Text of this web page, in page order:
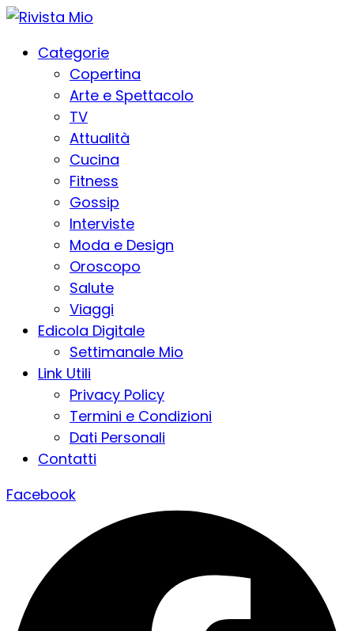
Categorie
Copertina
Arte e Spettacolo
TV
Attualità
Cucina
Fitness
Gossip
Interviste
Moda e Design
Oroscopo
Salute
Viaggi
Edicola Digitale
Settimanale Mio
Link Utili
Privacy Policy
Termini e Condizioni
Dati Personali
Contatti
Facebook